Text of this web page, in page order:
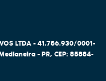
LTDA - 41.756.930/0001-
-PR, CEP: 85884-